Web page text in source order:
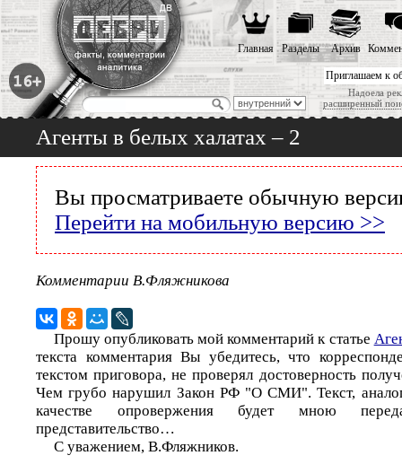
Приглашаем к
Надоела
расширенный
Главная Разделы Архив
Агенты в белых халатах – 2
Вы просматриваете обычную
Перейти на мобильную версию >>
Комментарии В.Фляжникова
Прошу опубликовать мой комментарий к статье
текста комментария Вы убедитесь, что
текстом приговора, не проверял достоверность
Чем грубо нарушил Закон РФ "О СМИ". Текст,
качестве опровержения будет мною
представительство…
С уважением, В.Фляжников.